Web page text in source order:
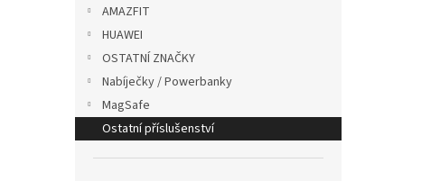
AMAZFIT
HUAWEI
OSTATNÍ ZNAČKY
Nabíječky / Powerbanky
MagSafe
Ostatní příslušenství